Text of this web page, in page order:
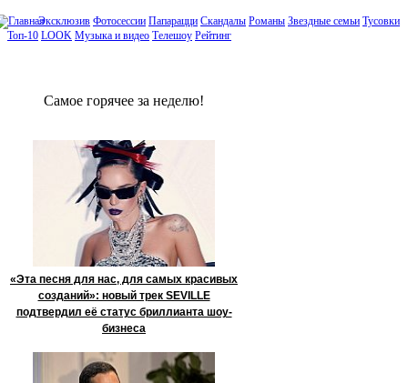
Эксклюзив Фотосессии Папарацци Скандалы Романы Звездные семьи Тусовки
Топ-10 LOOK Музыка и видео Телешоу Рейтинг
Сaмое гoрячее за неделю!
«Эта песня для нас, для самых красивых
созданий»: новый трек SEVILLE
подтвердил её статус бриллианта шоу-
бизнеса